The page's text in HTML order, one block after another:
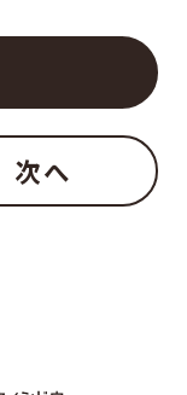
次へ